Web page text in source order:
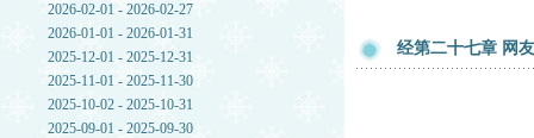
2026-02-01 - 2026-02-27
2026-01-01 - 2026-01-31
2025-12-01 - 2025-12-31
2025-11-01 - 2025-11-30
2025-10-02 - 2025-10-31
2025-09-01 - 2025-09-30
经第二十七章 网